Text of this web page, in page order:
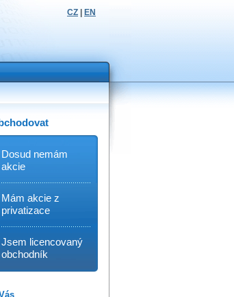
CZ EN
Dosud nemám
akcie
Mám akcie z
privatizace
Jsem licencovaný
obchodník